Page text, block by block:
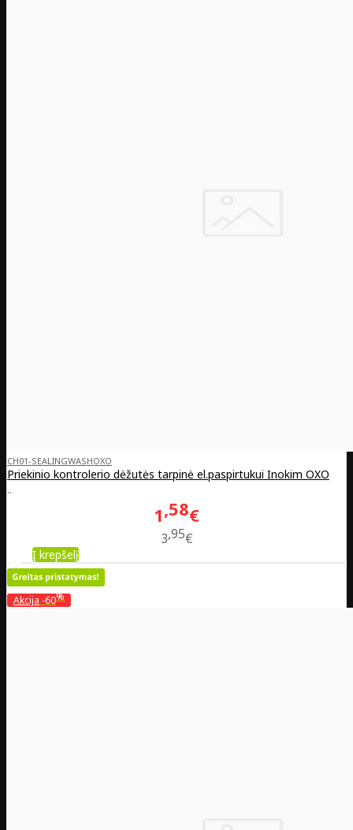
CH01-SEALINGWASHOXO
Priekinio kontrolerio dėžutės tarpinė el.paspirtukui Inokim OXO
..
1 58€
3 95€
Į krepšelį
Akcija -60%